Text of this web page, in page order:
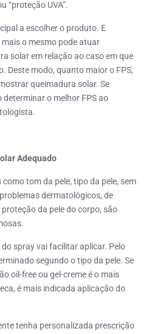
“proteção UVA”.
a escolher o produto. E
o mesmo pode atuar
solar em relação ao caso em que
Deste modo, quanto maior o FPS,
queimadura solar. Se
o melhor FPS ao
Adequado
tom da pele, tipo da pele, sem
dermatológicos, de
da pele do corpo, são
spray vai facilitar aplicar. Pelo
segundo o tipo da pele. Se
oil-free ou gel-creme é o mais
é mais indicada aplicação do
tenha personalizada prescrição